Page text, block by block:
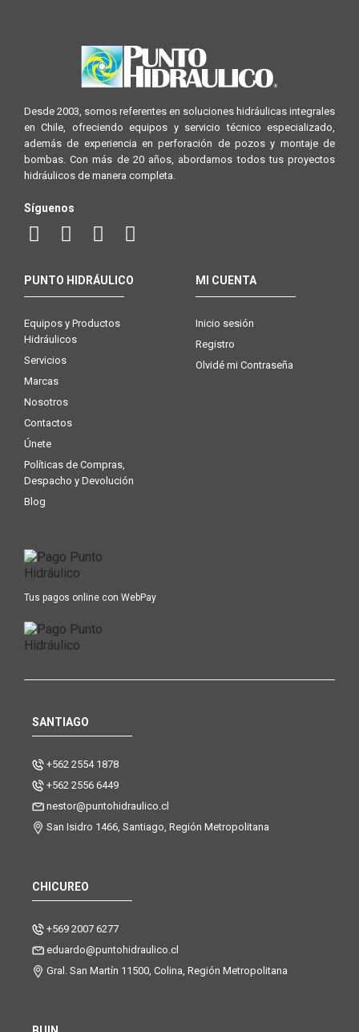
Desde 2003, somos referentes en soluciones hidráulicas integrales
en Chile, ofreciendo equipos y servicio técnico especializado,
además de experiencia en perforación de pozos y montaje de
bombas. Con más de 20 años, abordamos todos tus proyectos
hidráulicos de manera completa.
Síguenos
PUNTO HIDRÁULICO
Equipos y Productos
Hidráulicos
Servicios
Marcas
Nosotros
Contactos
Únete
Políticas de Compras,
Despacho y Devolución
Blog
MI CUENTA
Inicio sesión
Registro
Olvidé mi Contraseña
Tus pagos online con WebPay
SANTIAGO
+562 2554 1878
+562 2556 6449
nestor@puntohidraulico.cl
San Isidro 1466, Santiago, Región Metropolitana
CHICUREO
+569 2007 6277
eduardo@puntohidraulico.cl
Gral. San Martín 11500, Colina, Región Metropolitana